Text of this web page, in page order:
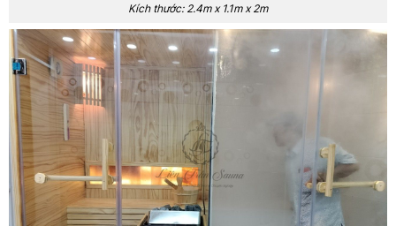
Kích thước: 2.4m x 1.1m x 2m